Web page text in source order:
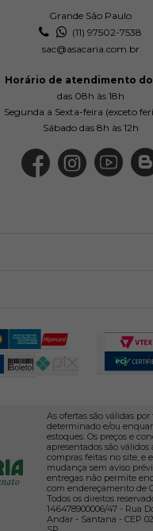
Grande São Paulo
(11) 97502-7538
sac@asacaria.com.br
Horário de atendimento
das 08h às 18h
Segunda a Sexta-feira (exceto
Sábado das 8h às 12h
As ofertas são válidas
determinado e/ou
estoques. Os preços e
apresentados são válidos
compras feitas no site, e
mudança sem aviso
entregas não permite
com endereçamento de
Todos os direitos
146478900006/47 - Rua
Andar - Santana - CEP